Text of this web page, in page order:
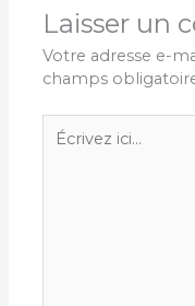
Laisser un
Votre adresse e-
champs
Écrivez
ici…